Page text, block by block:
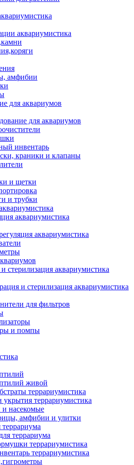
аквариумистика
амфибии
для аквариумов
для аквариумов
инвентарь
краники и клапаны
и щетки
и трубки
аквариумистика
аквариумистика
стерилизация аквариумистика
и стерилизация аквариумистика
для фильтров
и помпы
живой
террариумистика
укрытия террариумистика
насекомые
амфибии и улитки
террариума
террариумистика
террариумистика